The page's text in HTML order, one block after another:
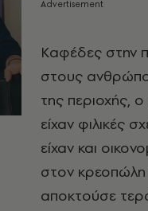
Καφέδες στην
στους
της περιοχής,
είχαν φιλικές
είχαν και
στον κρεοπώλη
αποκτούσε